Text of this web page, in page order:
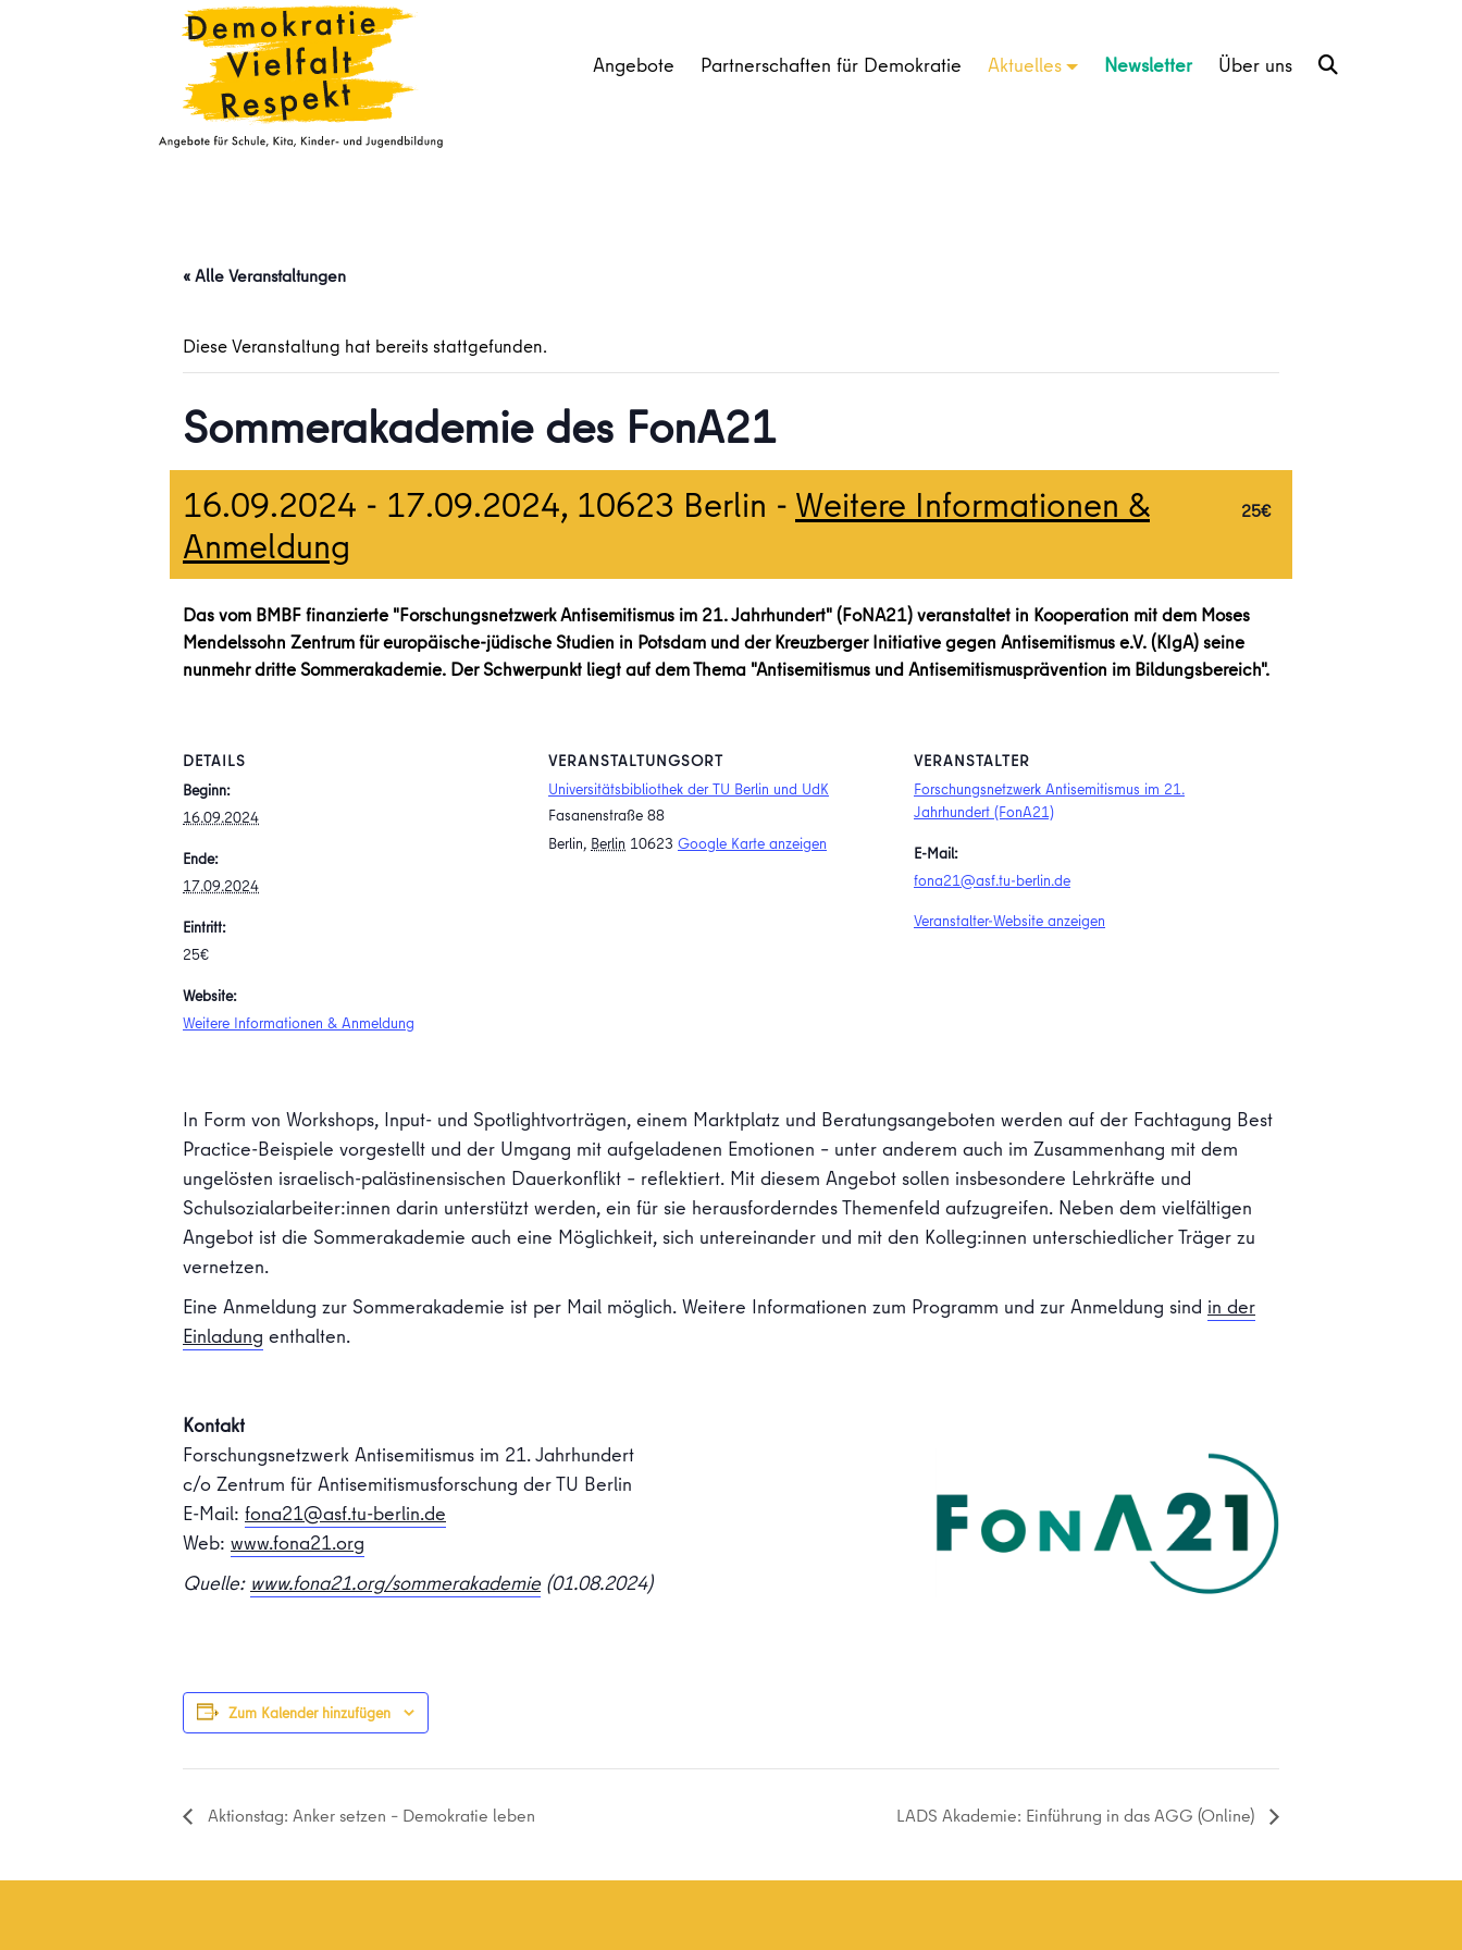
Angebote Partnerschaften für Demokratie Aktuelles Newsletter Über uns
« Alle Veranstaltungen
Diese Veranstaltung hat bereits stattgefunden.
Sommerakademie des FonA21
16.09.2024 - 17.09.2024, 10623 Berlin - Weitere Informationen &
Anmeldung
25€
Das vom BMBF finanzierte "Forschungsnetzwerk Antisemitismus im 21. Jahrhundert" (FoNA21) veranstaltet in Kooperation mit dem Moses
Mendelssohn Zentrum für europäische-jüdische Studien in Potsdam und der Kreuzberger Initiative gegen Antisemitismus e.V. (KIgA) seine
nunmehr dritte Sommerakademie. Der Schwerpunkt liegt auf dem Thema "Antisemitismus und Antisemitismusprävention im Bildungsbereich".
DETAILS
Beginn:
16.09.2024
Ende:
17.09.2024
Eintritt:
25€
Website:
Weitere Informationen & Anmeldung
VERANSTALTUNGSORT
Universitätsbibliothek der TU Berlin und UdK
Fasanenstraße 88
Berlin, Berlin 10623 Google Karte anzeigen
VERANSTALTER
Forschungsnetzwerk Antisemitismus im 21.
Jahrhundert (FonA21)
E-Mail:
fona21@asf.tu-berlin.de
Veranstalter-Website anzeigen
In Form von Workshops, Input- und Spotlightvorträgen, einem Marktplatz und Beratungsangeboten werden auf der Fachtagung Best
Practice-Beispiele vorgestellt und der Umgang mit aufgeladenen Emotionen – unter anderem auch im Zusammenhang mit dem
ungelösten israelisch-palästinensischen Dauerkonflikt – reflektiert. Mit diesem Angebot sollen insbesondere Lehrkräfte und
Schulsozialarbeiter:innen darin unterstützt werden, ein für sie herausforderndes Themenfeld aufzugreifen. Neben dem vielfältigen
Angebot ist die Sommerakademie auch eine Möglichkeit, sich untereinander und mit den Kolleg:innen unterschiedlicher Träger zu
vernetzen.
Eine Anmeldung zur Sommerakademie ist per Mail möglich. Weitere Informationen zum Programm und zur Anmeldung sind in der
Einladung enthalten.
Kontakt
Forschungsnetzwerk Antisemitismus im 21. Jahrhundert
c/o Zentrum für Antisemitismusforschung der TU Berlin
E-Mail: fona21@asf.tu-berlin.de
Web: www.fona21.org
Quelle: www.fona21.org/sommerakademie (01.08.2024)
Zum Kalender hinzufügen
Aktionstag: Anker setzen – Demokratie leben LADS Akademie: Einführung in das AGG (Online)